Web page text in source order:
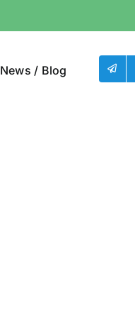
News / Blog